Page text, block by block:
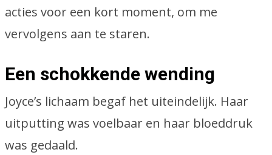
acties voor een kort moment, om me
vervolgens aan te staren.
Een schokkende wending
Joyce’s lichaam begaf het uiteindelijk. Haar
uitputting was voelbaar en haar bloeddruk
was gedaald.